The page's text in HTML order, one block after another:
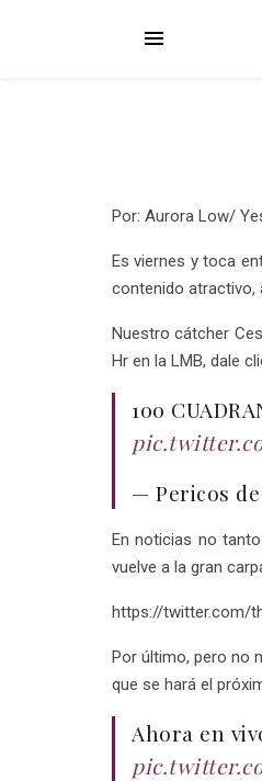
Por: Aurora Low/
Es viernes y toca
contenido atractivo,
Nuestro cátcher
Hr en la LMB, dale
100
— Pericos
En noticias no
vuelve a la gran
https://twitter.com/
Por último, pero no
que se hará el
Ahora en